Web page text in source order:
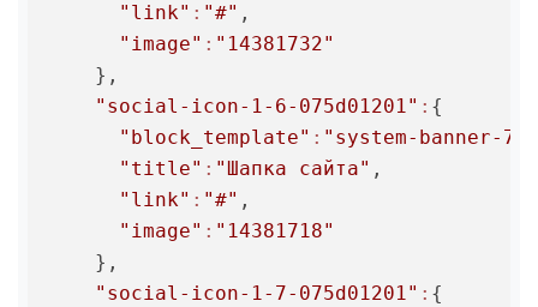
"link" : "#" ,
"image" : "14381732"
    },
"social-icon-1-6-075d01201" : {
"block_template" : "system-banner-7"
"title" : "Шапка сайта" ,
"link" : "#" ,
"image" : "14381718"
    },
"social-icon-1-7-075d01201" : {